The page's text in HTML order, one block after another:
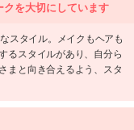
を大切にしています
スタイル。メイクもヘアも
るスタイルがあり、自分ら
まと向き合えるよう、スタ